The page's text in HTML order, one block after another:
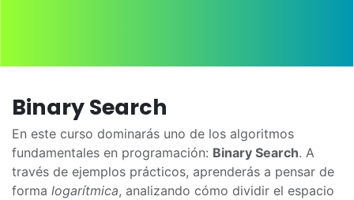
Binary Search
En este curso dominarás uno de los algoritmos
fundamentales en programación: Binary Search. A
través de ejemplos prácticos, aprenderás a pensar de
forma logarítmica, analizando cómo dividir el espacio